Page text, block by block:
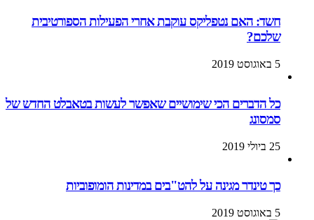
חשד: האם נטפליקס עוקבת אחרי הפעילות הספורטיבית
שלכם?
5 באוגוסט 2019
כל הדברים הכי שימושיים שאפשר לעשות בטאבלט החדש של
סמסונג
25 ביולי 2019
כך טינדר מגינה על להט"בים במדינות הומופוביות
5 באוגוסט 2019